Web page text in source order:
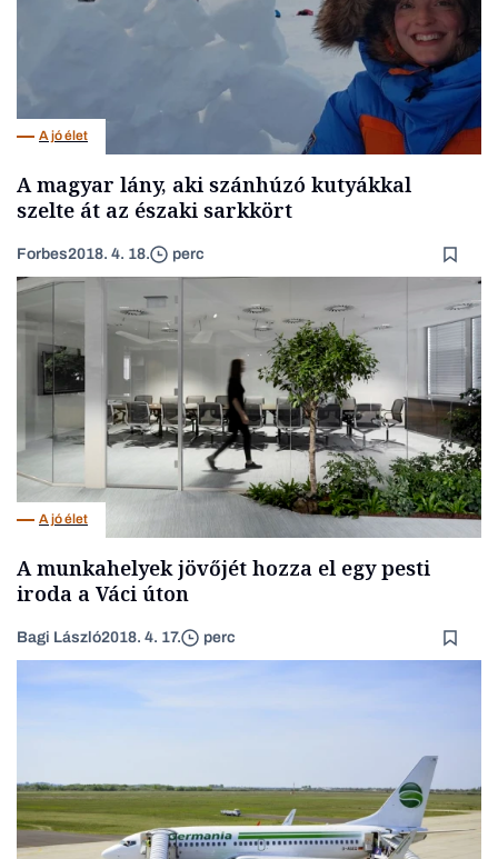
A jó élet
A magyar lány, aki szánhúzó kutyákkal
szelte át az északi sarkkört
Forbes2018. 4. 18. perc
A jó élet
A munkahelyek jövőjét hozza el egy pesti
iroda a Váci úton
Bagi László2018. 4. 17. perc